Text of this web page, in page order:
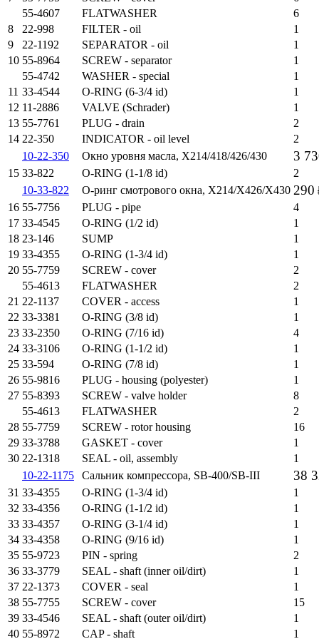
55-4607
FLATWASHER
6
8
22-998 FILTER - oil
1
9
22-1192 SEPARATOR - oil
1
10 55-8964 SCREW - separator
1
55-4742
WASHER - special
1
11 33-4544 O-RING (6-3/4 id)
1
12 11-2886 VALVE (Schrader)
1
13 55-7761 PLUG - drain
2
14 22-350 INDICATOR - oil level
2
10-22-350
Окно уровня масла, X214/418/426/430 3
15 33-822 O-RING (1-1/8 id)
2
10-33-822
О-ринг смотрового окна, X214/X426/X430 290
16 55-7756 PLUG - pipe
4
17 33-4545 O-RING (1/2 id)
1
18 23-146 SUMP
1
19 33-4355 O-RING (1-3/4 id)
1
20 55-7759 SCREW - cover
2
55-4613
FLATWASHER
2
21 22-1137 COVER - access
1
22 33-3381 O-RING (3/8 id)
1
23 33-2350 O-RING (7/16 id)
4
24 33-3106 O-RING (1-1/2 id)
1
25 33-594 O-RING (7/8 id)
1
26 55-9816 PLUG - housing (polyester)
1
27 55-8393 SCREW - valve holder
8
55-4613
FLATWASHER
2
28 55-7759 SCREW - rotor housing
16
29 33-3788 GASKET - cover
1
30 22-1318 SEAL - oil, assembly
1
10-22-1175
Сальник компрессора, SB-400/SB-III 38
31 33-4355 O-RING (1-3/4 id)
1
32 33-4356 O-RING (1-1/2 id)
1
33 33-4357 O-RING (3-1/4 id)
1
34 33-4358 O-RING (9/16 id)
1
35 55-9723 PIN - spring
2
36 33-3779 SEAL - shaft (inner oil/dirt)
1
37 22-1373 COVER - seal
1
38 55-7755 SCREW - cover
15
39 33-4546 SEAL - shaft (outer oil/dirt)
1
40 55-8972 CAP - shaft
1